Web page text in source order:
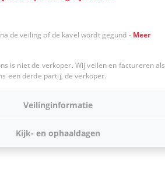
de veiling of de kavel wordt gegund - Meer
is niet de verkoper. Wij veilen en factureren als
een derde partij, de verkoper.
Veilinginformatie
Kijk- en ophaaldagen